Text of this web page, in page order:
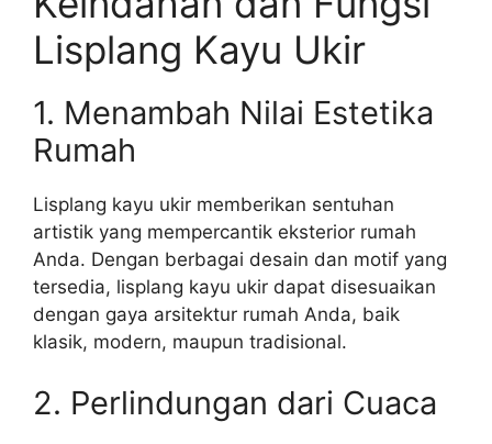
Lisplang Kayu Ukir
1. Menambah Nilai Estetika
Rumah
Lisplang kayu ukir memberikan sentuhan
artistik yang mempercantik eksterior rumah
Anda. Dengan berbagai desain dan motif yang
tersedia, lisplang kayu ukir dapat disesuaikan
dengan gaya arsitektur rumah Anda, baik
klasik, modern, maupun tradisional.
2. Perlindungan dari Cuaca